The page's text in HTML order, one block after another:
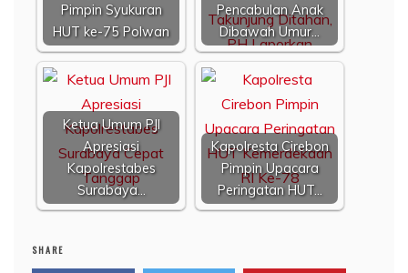
Pimpin Syukuran
HUT ke-75 Polwan
Pencabulan Anak
Dibawah Umur…
Ketua Umum PJI
Apresiasi
Kapolrestabes
Surabaya…
Kapolresta Cirebon
Pimpin Upacara
Peringatan HUT…
SHARE